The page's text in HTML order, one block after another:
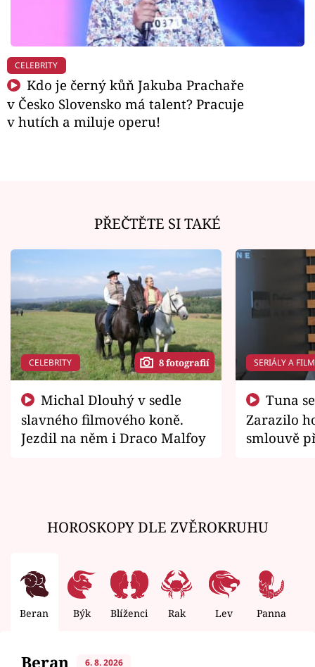
CELEBRITY
Kdo je černý kůň Jakuba Prachaře
v Česko Slovensko má talent? Pracuje
v hutích a miluje operu!
PŘEČTĚTE SI TAKÉ
CELEBRITY 8 fotografií
slavného filmového koně.
Jezdil na něm i Draco Malfoy
SERIÁLY A
Zarazilo
smlouvě
HOROSKOPY DLE ZVĚROKRUHU
Beran Býk Blíženci Rak Lev Panna
Beran 6. 8. 2026